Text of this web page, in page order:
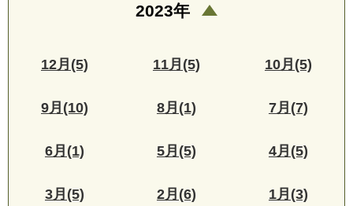
2023年
12月(5) 11月(5) 10月(5)
9月(10) 8月(1) 7月(7)
6月(1) 5月(5) 4月(5)
3月(5) 2月(6) 1月(3)